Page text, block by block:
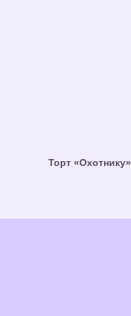
Торт «Охотнику»